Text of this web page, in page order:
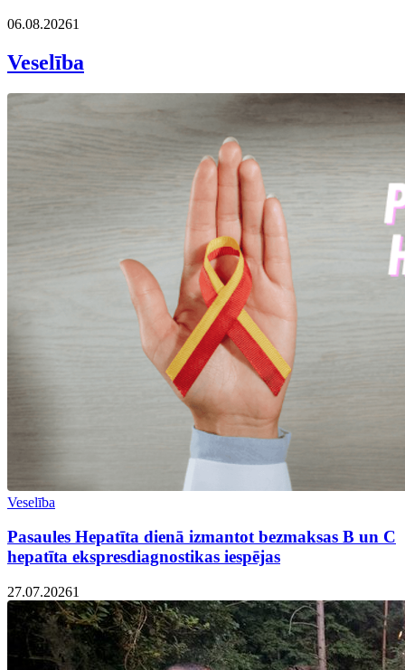
06.08.20261
Veselība
Veselība
Pasaules Hepatīta dienā izmantot bezmaksas B un C
hepatīta ekspresdiagnostikas iespējas
27.07.20261